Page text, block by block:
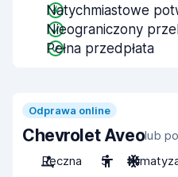
Natychmiastowe
Nieograniczony
Pełna przedpłata
Odprawa online
Chevrolet Aveolub
Ręczna
5